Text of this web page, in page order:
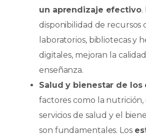
un aprendizaje efectivo.
disponibilidad de recursos
laboratorios, bibliotecas y
digitales, mejoran la
enseñanza.
Salud y bienestar de los
factores como la nutrición,
servicios de salud y el
son fundamentales. Los